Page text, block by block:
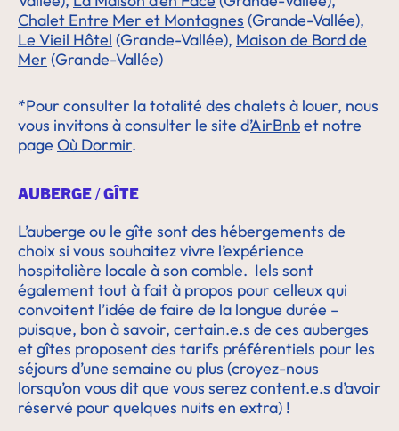
Chalet Entre Mer et Montagnes (Grande-Vallée),
Le Vieil Hôtel (Grande-Vallée), Maison de Bord de
Mer (Grande-Vallée)
*Pour consulter la totalité des chalets à louer, nous
vous invitons à consulter le site d’AirBnbet notre
page Où Dormir.
AUBERGE / GÎTE
L’auberge ou le gîte sont des hébergements de
choix si vous souhaitez vivre l’expérience
hospitalière locale à son comble. Iels sont
également tout à fait à propos pour celleux qui
convoitent l’idée de faire de la longue durée –
puisque, bon à savoir, certain.e.s de ces auberges
et gîtes proposent des tarifs préférentiels pour les
séjours d’une semaine ou plus (croyez-nous
lorsqu’on vous dit que vous serez content.e.s d’avoir
réservé pour quelques nuits en extra) !